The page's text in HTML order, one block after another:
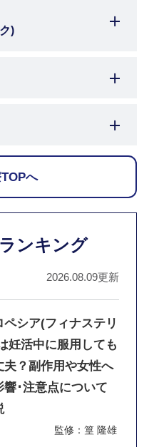
)
へ
ンキング
2026.08.09更新
ペシア(フィナステリ
妊活中に服用しても
夫？副作用や女性へ
響･注意点について
監修：篁 隆雄